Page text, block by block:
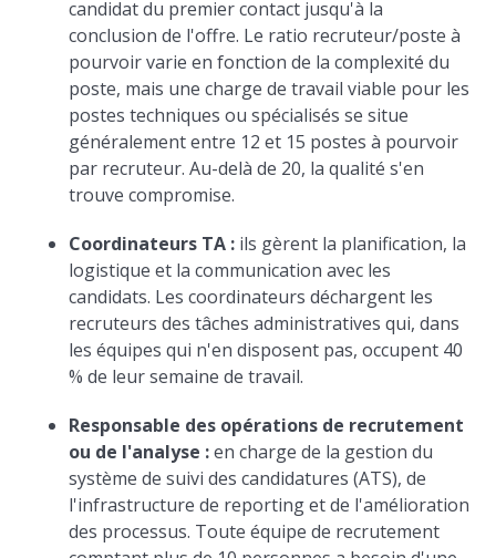
candidat du premier contact jusqu'à la
conclusion de l'offre. Le ratio recruteur/poste à
pourvoir varie en fonction de la complexité du
poste, mais une charge de travail viable pour les
postes techniques ou spécialisés se situe
généralement entre 12 et 15 postes à pourvoir
par recruteur. Au-delà de 20, la qualité s'en
trouve compromise.
Coordinateurs TA : ils gèrent la planification, la
logistique et la communication avec les
candidats. Les coordinateurs déchargent les
recruteurs des tâches administratives qui, dans
les équipes qui n'en disposent pas, occupent 40
% de leur semaine de travail.
Responsable des opérations de recrutement
ou de l'analyse :en charge de la gestion du
système de suivi des candidatures (ATS), de
l'infrastructure de reporting et de l'amélioration
des processus. Toute équipe de recrutement